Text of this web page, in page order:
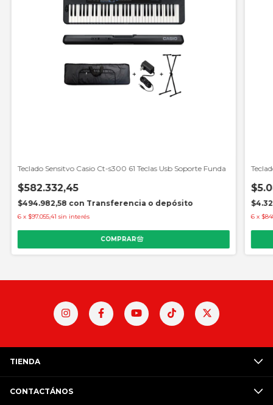
Teclado Sensitvo Casio Ct-s300 61 Teclas Usb Soporte Funda
$582.332,45
$494.982,58 con Transferencia o depósito
6 x $97.055,41 sin interés 6 x
TIENDA
CONTACTÁNOS